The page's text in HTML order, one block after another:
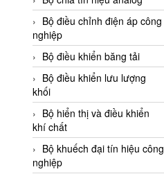
Adler Vietnam
Ados Vietnam
Advanced Energy Vietnam
Advantech Vietnam
Agate Vietnam
AGR International Vietnam
Aichi Tokei Denki Vietnam
Aii Vietnam
Bộ điều chỉnh điện áp công
nghiệp
Bộ điều khiển băng tải
Bộ điều khiển lưu lượng
khối
Bộ hiển thị và điều khiển
khí chất
Bộ khuếch đại tín hiệu công
nghiệp